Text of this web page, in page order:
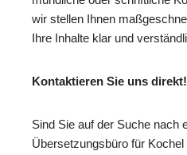
wir stellen Ihnen
Ihre Inhalte klar und
Kontaktieren Sie uns direkt!
Sind Sie auf der Suche nach
Übersetzungsbüro für Kochel